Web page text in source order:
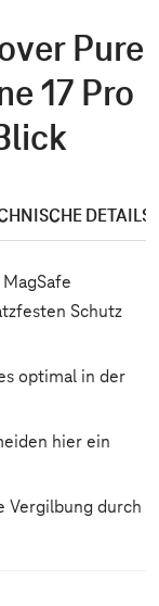
Pure
17 Pro
DETAILS
Schutz
optimal in der
hier ein
Vergilbung durch